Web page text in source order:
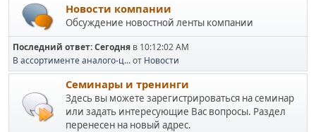
Новости компании
Обсуждение новостной ленты компании
Последний ответ:Сегодня в 10:12:02 AM
В ассортименте аналого-ц...от Новости
Семинары и тренинги
Здесь вы можете зарегистрироваться на семинар
или задать интересующие Вас вопросы. Раздел
перенесен на новый адрес.